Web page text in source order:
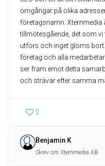
omgångar på olika
företagsnamn. Xternmedia
tillmötesgående, det som
utförs och inget glöms
företag och alla
ser fram emot detta
och strävar efter samma
0
Benjamin K
Skrev om Xternmedia AB